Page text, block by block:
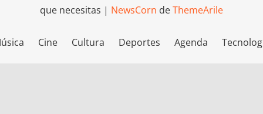
que necesitas | NewsCorn deThemeArile
Cine Cultura Deportes Agenda